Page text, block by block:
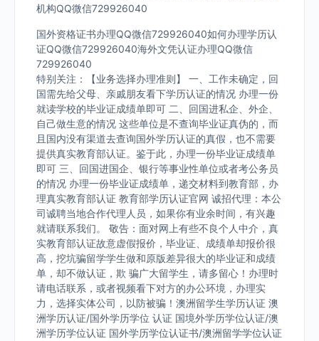
机构QQ微信729926040
国外资格证书办理QQ微信729926040如何办理学历认
证QQ微信729926040海外文凭认证办理QQ微信
729926040
特别关注：【业务选择办理准则】 一、工作未确定，回
国需先给父母、亲戚朋友看下学历认证的情况 办理一份
就读学校的毕业证成绩单即可 二、回国进私企、外企、
自己做生意的情况 这些单位是不查询毕业证真伪的，而
且国内没有渠道去查询国外学历认证的真假，也不需要
提供真实教育部认证。鉴于此，办理一份毕业证成绩单
即可 三、回国进国企、银行等事业性单位或者考公务员
的情况 办理一份毕业证成绩单，递交材料到教育部，办
理真实教育部认证 教育部学历认证官网 诚招代理：本公
司诚聘当地合作代理人员，如果你有业余时间，有兴趣
就请联系我们。 敬告：面对网上有些不良个人中介，真
实教育部认证故意虚假报价，毕业证、成绩单却报价很
高，挖坑骗留学学生做和原版差异很大的毕业证和成绩
单，却不做认证，欺 骗广大留学生，请多留心！办理时
请电话联系，或者视频看下对方的办公环境，办理实
力，选择实体公司，以防被骗！澳洲留学生学历认证 澳
洲学历认证/国外学历学位 认证 国境外学历学位认证/澳
洲学历学位认证 国外学历学位认证书/澳洲留学学位认证